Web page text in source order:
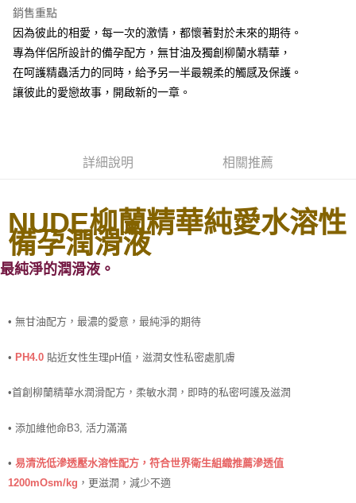
全家取貨付款
每筆NT$80，滿NT$850(含以上)免運費
7-11取貨付款
每筆NT$70，滿NT$850(含以上)免運費
銷售重點
因為彼此的相愛，每一次的激情，都懷著對於未來的期待。
專為伴侶所設計的備孕配方，無甘油及獨創柳蘭水精華，
在呵護精蟲活力的同時，給予另一半最親柔的觸感及保護。
讓彼此的愛戀故事，開啟新的一章。
詳細說明 相關推薦
NUDE柳蘭精華純愛水溶性
備孕潤滑液
最純淨的潤滑液 。
• 無甘油配方，最濃的愛意，最純淨的期待
• PH4.0 貼近女性生理pH值，滋潤女性私密處肌膚
•首創柳蘭精華水潤滑配方，柔敏水潤，即時的私密呵護及滋潤
• 添加維他命B3, 活力滿滿
• 易清洗低滲透壓水溶性配方，符合世界衛生組織推薦滲透值
1200mOsm/kg ，更滋潤，減少不適